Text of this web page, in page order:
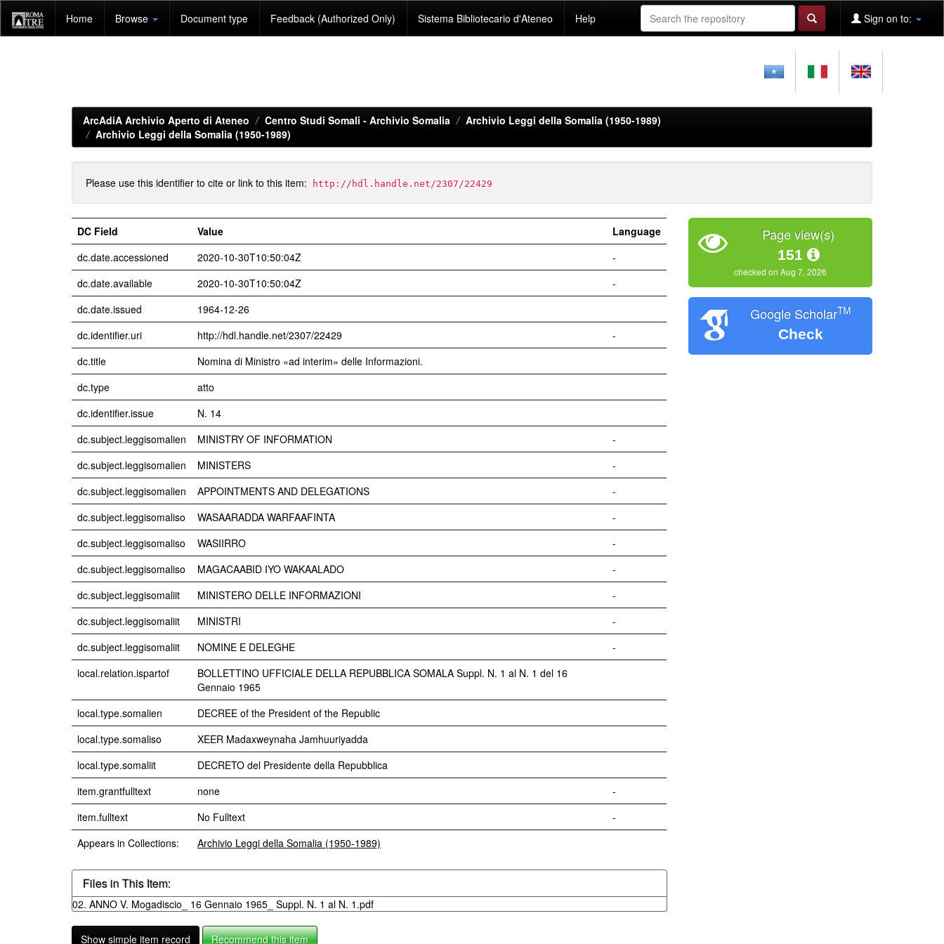
navigation
Home Browse Document type Feedback (Authorized Only) Sistema Bibliotecario d'Ateneo Help Sign on to:
ArcAdiA Archivio Aperto di Ateneo Centro Studi Somali - Archivio Somalia
Archivio Leggi della Somalia (1950-1989)
Archivio Leggi della Somalia (1950-1989)
Please use this identifier to cite or link to this item: http://hdl.handle.net/2307/22429
DC Field Value
Language
dc.date.accessioned
2020-10-30T10:50:04Z
-
dc.date.available
2020-10-30T10:50:04Z
-
dc.date.issued
1964-12-26
dc.identifier.uri
http://hdl.handle.net/2307/22429
-
dc.title
Nomina di Ministro «ad interim» delle Informazioni.
dc.type
atto
dc.identifier.issue
N. 14
dc.subject.leggisomalien
MINISTRY OF INFORMATION
-
dc.subject.leggisomalien
MINISTERS
-
dc.subject.leggisomalien
APPOINTMENTS AND DELEGATIONS
-
dc.subject.leggisomaliso
WASAARADDA WARFAAFINTA
-
dc.subject.leggisomaliso
WASIIRRO
-
dc.subject.leggisomaliso
MAGACAABID IYO WAKAALADO
-
dc.subject.leggisomaliit
MINISTERO DELLE INFORMAZIONI
-
dc.subject.leggisomaliit
MINISTRI
-
dc.subject.leggisomaliit
NOMINE E DELEGHE
-
local.relation.ispartof
BOLLETTINO UFFICIALE DELLA REPUBBLICA SOMALA Suppl. N. 1 al N. 1 del 16
Gennaio 1965
local.type.somalien
DECREE of the President of the Republic
local.type.somaliso
XEER Madaxweynaha Jamhuuriyadda
local.type.somaliit
DECRETO del Presidente della Repubblica
item.grantfulltext
none
-
item.fulltext
No Fulltext
-
Appears in Collections:
Archivio Leggi della Somalia (1950-1989)
Files in This Item:
02. ANNO V. Mogadiscio_ 16 Gennaio 1965_ Suppl. N. 1 al N. 1.pdf
Show simple item record Recommend this item
Page view(s)
151
checked on Aug 7, 2026
Google ScholarTM
Check